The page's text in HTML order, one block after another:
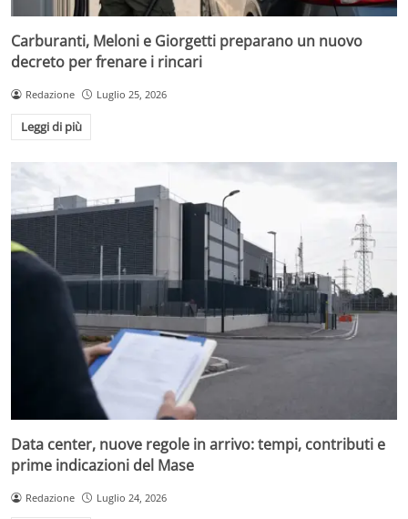
Carburanti, Meloni e Giorgetti preparano un nuovo
decreto per frenare i rincari
Redazione Luglio 25, 2026
Leggi di più
Data center, nuove regole in arrivo: tempi, contributi e
prime indicazioni del Mase
Redazione Luglio 24, 2026